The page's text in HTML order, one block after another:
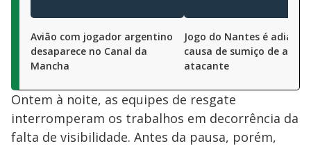
Avião com jogador argentino
desaparece no Canal da
Mancha
Jogo do Nantes é adiado
causa de sumiço de
atacante
Ontem à noite, as equipes de resgate
interromperam os trabalhos em decorrência da
falta de visibilidade. Antes da pausa, porém,